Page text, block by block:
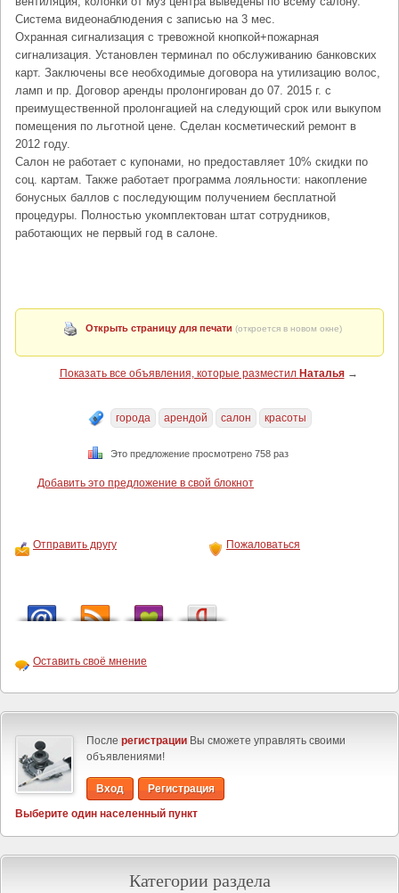
Система видеонаблюдения с записью на 3 мес.
Охранная сигнализация с тревожной кнопкой+пожарная
сигнализация. Установлен терминал по обслуживанию банковских
карт. Заключены все необходимые договора на утилизацию волос,
ламп и пр. Договор аренды пролонгирован до 07. 2015 г. с
преимущественной пролонгацией на следующий срок или выкупом
помещения по льготной цене. Сделан косметический ремонт в
2012 году.
Салон не работает с купонами, но предоставляет 10% скидки по
соц. картам. Также работает программа лояльности: накопление
бонусных баллов с последующим получением бесплатной
процедуры. Полностью укомплектован штат сотрудников,
работающих не первый год в салоне.
Открыть страницу для печати (откроется в новом окне)
Показать все объявления, которые разместил Наталья→
города арендой салон красоты
Это предложение просмотрено 758 раз
Добавить это предложение в свой блокнот
Отправить другу Пожаловаться
Оставить своё мнение
После регистрации Вы сможете управлять своими
объявлениями!
Вход
Регистрация
Выберите один населенный пункт
Категории раздела